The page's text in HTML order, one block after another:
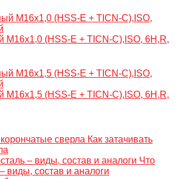
M16х1,0 (HSS-E + TICN-C),ISO, 6H,R,
M16х1,5 (HSS-E + TICN-C),ISO, 6H,R,
Как затачивать
Что
виды, состав и аналоги